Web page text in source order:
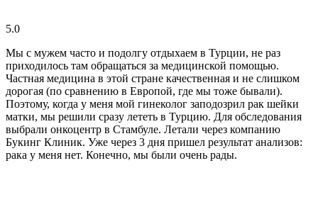
5.0
Мы с мужем часто и подолгу отдыхаем в Турции, не раз
приходилось там обращаться за медицинской помощью.
Частная медицина в этой стране качественная и не слишком
дорогая (по сравнению в Европой, где мы тоже бывали).
Поэтому, когда у меня мой гинеколог заподозрил рак шейки
матки, мы решили сразу лететь в Турцию. Для обследования
выбрали онкоцентр в Стамбуле. Летали через компанию
Букинг Клиник. Уже через 3 дня пришел результат анализов:
рака у меня нет. Конечно, мы были очень рады.